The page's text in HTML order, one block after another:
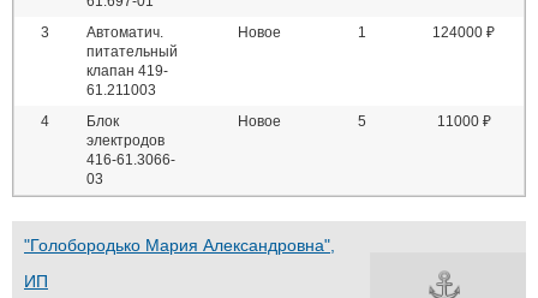
3
Автоматич.
питательный
клапан 419-
61.211003
Новое 1 124000 ₽
4
Блок
электродов
416-61.3066-
03
Новое 5 11000 ₽
"Голобородько Мария Александровна",
ИП